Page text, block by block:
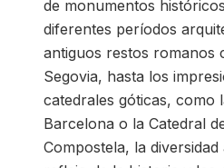
de monumentos
diferentes períodos
antiguos restos romanos
Segovia, hasta los
catedrales góticas, como
Barcelona o la Catedral
Compostela, la